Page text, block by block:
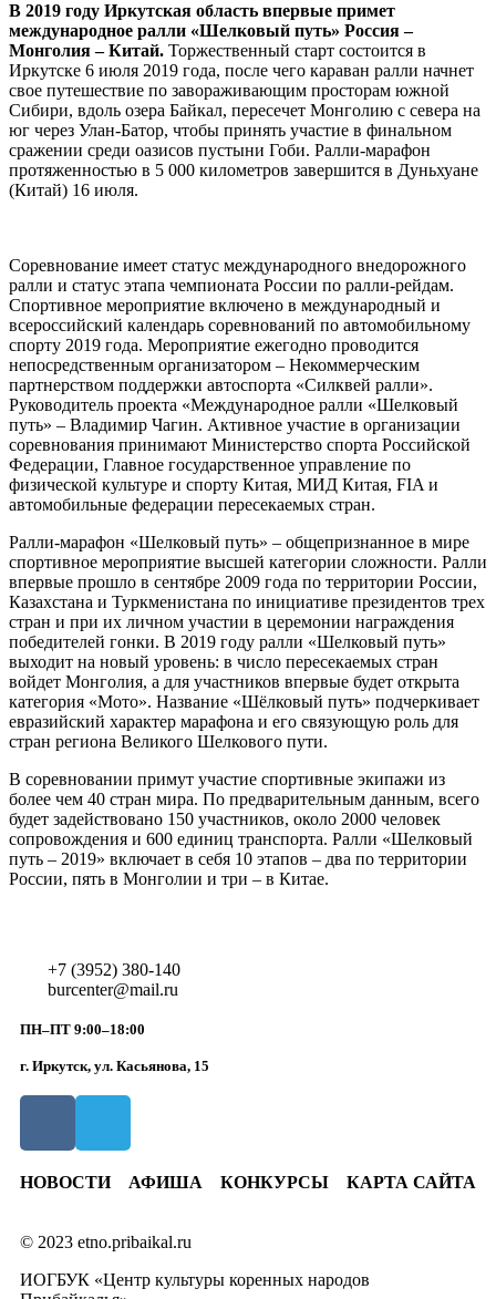
В 2019 году Иркутская область впервые примет
международное ралли «Шелковый путь» Россия –
Монголия – Китай. Торжественный старт состоится в
Иркутске 6 июля 2019 года, после чего караван ралли начнет
свое путешествие по завораживающим просторам южной
Сибири, вдоль озера Байкал, пересечет Монголию с севера на
юг через Улан-Батор, чтобы принять участие в финальном
сражении среди оазисов пустыни Гоби. Ралли-марафон
протяженностью в 5 000 километров завершится в Дуньхуане
(Китай) 16 июля.
Соревнование имеет статус международного внедорожного
ралли и статус этапа чемпионата России по ралли-рейдам.
Спортивное мероприятие включено в международный и
всероссийский календарь соревнований по автомобильному
спорту 2019 года. Мероприятие ежегодно проводится
непосредственным организатором – Некоммерческим
партнерством поддержки автоспорта «Силквей ралли».
Руководитель проекта «Международное ралли «Шелковый
путь» – Владимир Чагин. Активное участие в организации
соревнования принимают Министерство спорта Российской
Федерации, Главное государственное управление по
физической культуре и спорту Китая, МИД Китая, FIA и
автомобильные федерации пересекаемых стран.
Ралли-марафон «Шелковый путь» – общепризнанное в мире
спортивное мероприятие высшей категории сложности. Ралли
впервые прошло в сентябре 2009 года по территории России,
Казахстана и Туркменистана по инициативе президентов трех
стран и при их личном участии в церемонии награждения
победителей гонки. В 2019 году ралли «Шелковый путь»
выходит на новый уровень: в число пересекаемых стран
войдет Монголия, а для участников впервые будет открыта
категория «Мото». Название «Шёлковый путь» подчеркивает
евразийский характер марафона и его связующую роль для
стран региона Великого Шелкового пути.
В соревновании примут участие спортивные экипажи из
более чем 40 стран мира. По предварительным данным, всего
будет задействовано 150 участников, около 2000 человек
сопровождения и 600 единиц транспорта. Ралли «Шелковый
путь – 2019» включает в себя 10 этапов – два по территории
России, пять в Монголии и три – в Китае.
+7 (3952) 380-140
burcenter@mail.ru
ПН–ПТ 9:00–18:00
г. Иркутск, ул. Касьянова, 15
НОВОСТИ АФИША КОНКУРСЫ КАРТА САЙТА
© 2023 etno.pribaikal.ru
ИОГБУК «Центр культуры коренных народов